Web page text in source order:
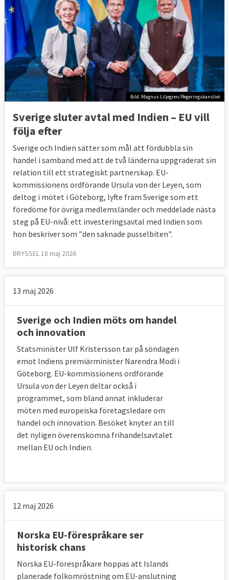
Bild: Magnus Liljegren/Regeringskansliet
Sverige sluter avtal med Indien – EU vill
följa efter
Sverige och Indien sätter som mål att fördubbla sin
handel i samband med att de två länderna uppgraderat sin
relation till ett strategiskt partnerskap. EU-
kommissionens ordförande Ursula von der Leyen, som
deltog i mötet i Göteborg, lyfte fram Sverige som ett
föredöme för övriga medlemsländer och meddelade nästa
steg på EU-nivå: ett investeringsavtal med Indien som
hon beskriver som "den saknade pusselbiten".
BRYSSEL 18 maj 2026
13 maj 2026
Sverige och Indien möts om handel
och innovation
Statsminister Ulf Kristersson tar på söndagen
emot Indiens premiärminister Narendra Modi i
Göteborg. EU-kommissionens ordförande
Ursula von der Leyen deltar också i
programmet, som bland annat inkluderar
möten med europeiska företagsledare om
handel och innovation. Besöket knyter an till
det nyligen överenskomna frihandelsavtalet
mellan EU och Indien.
12 maj 2026
Norska EU-förespråkare ser
historisk chans
Norska EU-förespråkare hoppas att Islands
planerade folkomröstning om EU-anslutning